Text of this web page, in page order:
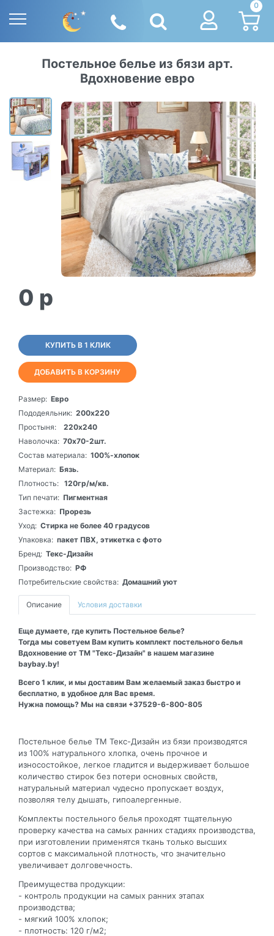
0
Постельное белье из бязи арт.
Вдохновение евро
0 p
КУПИТЬ В 1 КЛИК
ДОБАВИТЬ В КОРЗИНУ
Размер: Евро
Пододеяльник: 200х220
Простыня:
220х240
Наволочка: 70х70-2шт.
Состав материала: 100%-хлопок
Материал: Бязь.
Плотность: 120гр/м/кв.
Тип печати: Пигментная
Застежка: Прорезь
Уход: Стирка не более 40 градусов
Упаковка: пакет ПВХ, этикетка с фото
Бренд: Текс-Дизайн
Производство: РФ
Потребительские свойства: Домашний уют
Описание Условия доставки
Еще думаете, где купить Постельное белье?
Тогда мы советуем Вам купить комплект постельного белья
Вдохновение от ТМ "Текс-Дизайн" в нашем магазине
baybay.by!
Всего 1 клик, и мы доставим Вам желаемый заказ быстро и
бесплатно, в удобное для Вас время.
Нужна помощь? Мы на связи +37529-6-800-805
Постельное белье ТМ Текс-Дизайн из бязи производятся
из 100% натурального хлопка, очень прочное и
износостойкое, легкое гладится и выдерживает большое
количество стирок без потери основных свойств,
натуральный материал чудесно пропускает воздух,
позволяя телу дышать, гипоалергенные.
Комплекты постельного белья проходят тщательную
проверку качества на самых ранних стадиях производства,
при изготовлении применятся ткань только высших
сортов с максимальной плотность, что значительно
увеличивает долговечность.
Преимущества продукции:
- контроль продукции на самых ранних этапах
производства;
- мягкий 100% хлопок;
- плотность: 120 г/м2;